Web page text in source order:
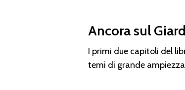
Ancora sul
I primi due capitoli del
temi di grande